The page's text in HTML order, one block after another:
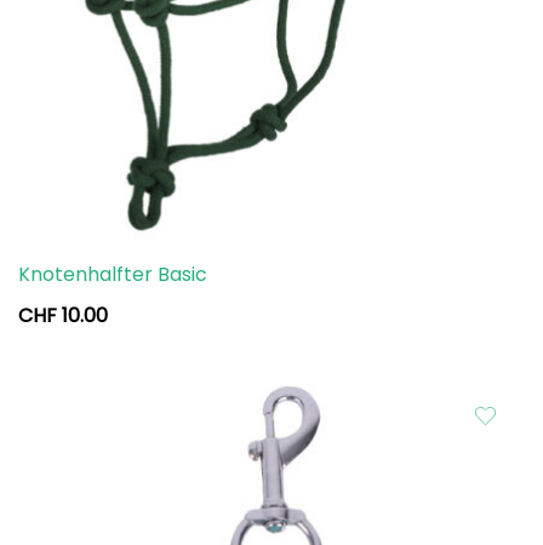
Knotenhalfter Basic
CHF10.00